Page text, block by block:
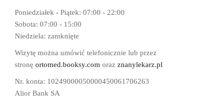
Poniedziałek - Piątek: 07:00 - 22:00
Sobota: 07:00 - 15:00
Niedziela: zamknięte
Wizytę można umówić telefonicznie lub przez
stronę ortomed.booksy.com oraz znanylekarz.pl
Nr. konta: 10249000050000450061706263
Alior Bank SA